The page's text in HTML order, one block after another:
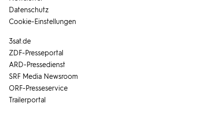
3sat.de
ZDF-Presseportal
ARD-Pressedienst
SRF Media Newsroom
ORF-Presseservice
Trailerportal
Datenschutz
Cookie-Einstellungen